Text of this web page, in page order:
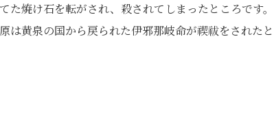
焼け石を転がされ、殺されてしまったところです。
は黄泉の国から戻られた伊邪那岐命が禊祓をされたと